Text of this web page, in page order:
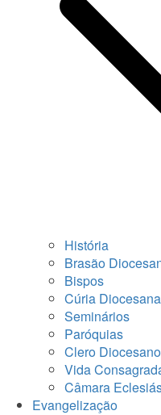
História
Brasão
Bispos
Cúria Diocesana
Seminários
Paróquias
Clero Diocesano
Vida
Câmara
Evangelização